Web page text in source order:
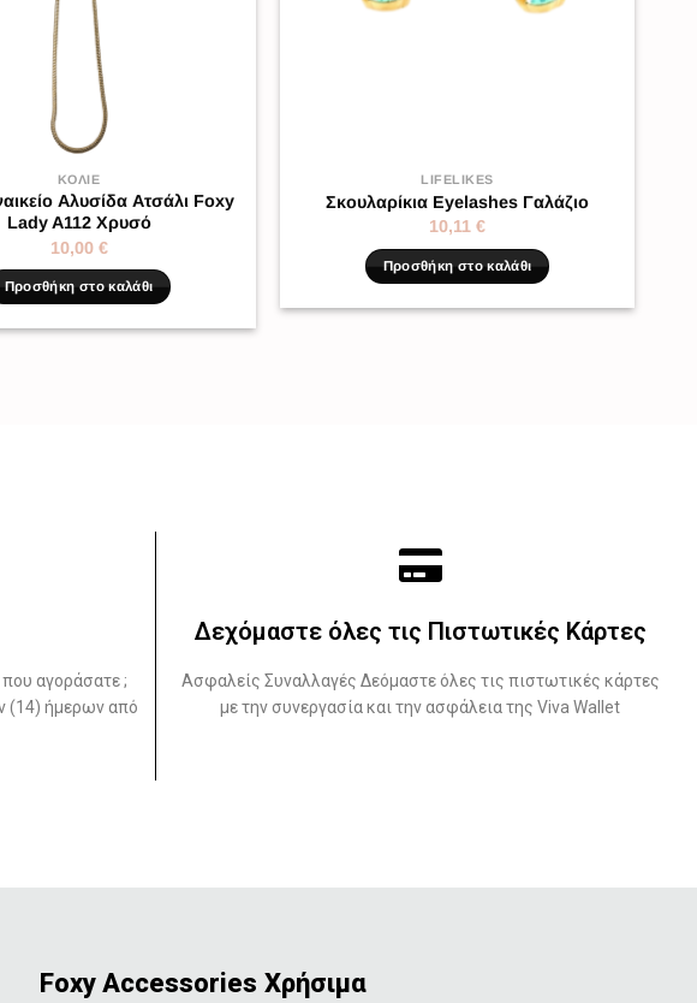
ΚΟΛΙΈ
Αλυσίδα Ατσάλι Foxy
Lady A112 Χρυσό
10,00 €
Προσθήκη στο καλάθι
LIFELIKES
Σκουλαρίκια Eyelashes Γαλάζιο
10,11 €
Προσθήκη στο καλάθι
που αγοράσατε ;
(14) ήμερων από
Δεχόμαστε όλες τις Πιστωτικές Κάρτες
Ασφαλείς Συναλλαγές Δεόμαστε όλες τις πιστωτικές κάρτες
με την συνεργασία και την ασφάλεια της Viva Wallet
Foxy Accessories Χρήσιμα